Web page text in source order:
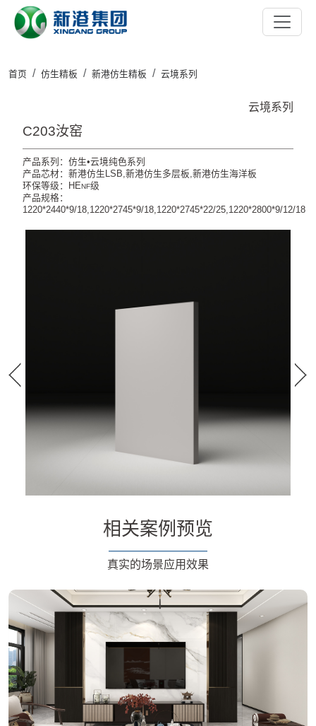
首页 仿生精板 新港仿生精板 云境系列
云境系列
C203汝窑
产品系列：仿生•云境纯色系列
产品芯材：新港仿生LSB,新港仿生多层板,新港仿生海洋板
环保等级：HENF级
产品规格：
1220*2440*9/18,1220*2745*9/18,1220*2745*22/25,1220*2800*9/12/18
相关案例预览
真实的场景应用效果